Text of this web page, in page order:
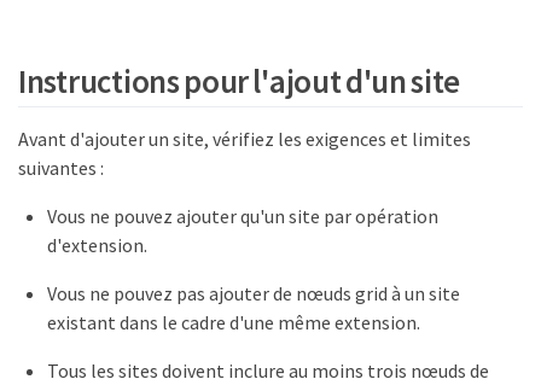
Instructions pour l'ajout d'un site
Avant d'ajouter un site, vérifiez les exigences et limites
suivantes :
Vous ne pouvez ajouter qu'un site par opération
d'extension.
Vous ne pouvez pas ajouter de nœuds grid à un site
existant dans le cadre d'une même extension.
Tous les sites doivent inclure au moins trois nœuds de